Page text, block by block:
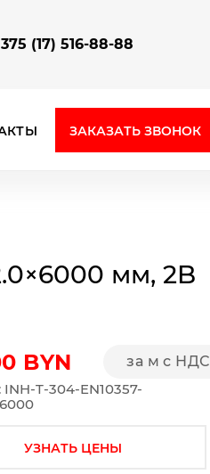
(17) 516-88-88
ЗАКАЗАТЬ ЗВОНОК
мм, 2B
BYN
за м с НДС
T-304-EN10357-
УЗНАТЬ ЦЕНЫ